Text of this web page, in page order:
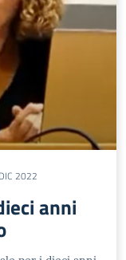
2022
anni